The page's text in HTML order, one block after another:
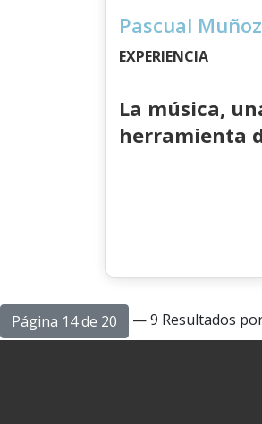
Pascual Muñoz
EXPERIENCIA
La música,
herramienta
Página 14 de 20 — 9 Resultados